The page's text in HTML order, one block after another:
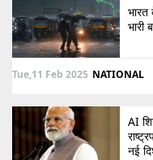
भारत
भारी
Tue,11 Feb 2025 NATIONAL
AI
नई